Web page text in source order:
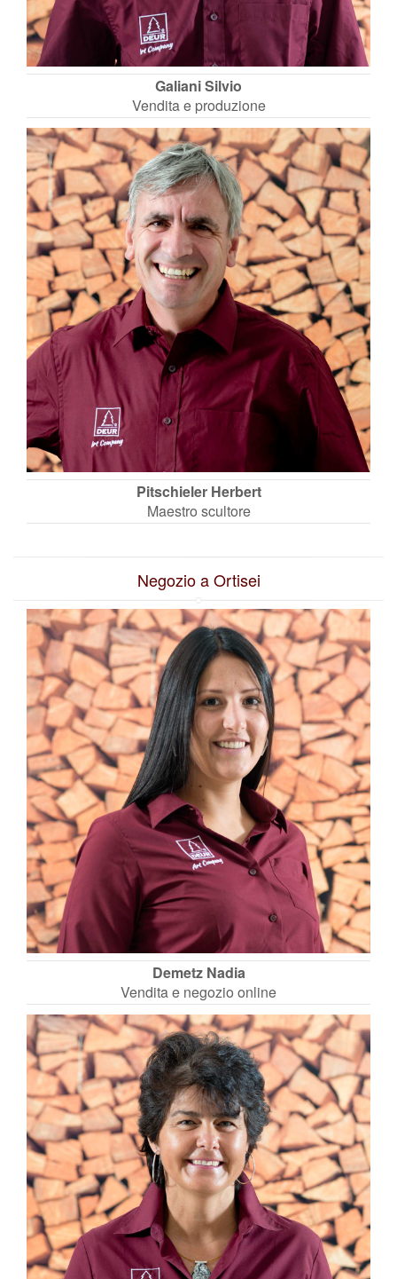
Galiani Silvio
Vendita e produzione
Pitschieler Herbert
Maestro scultore
Negozio a Ortisei
Demetz Nadia
Vendita e negozio online